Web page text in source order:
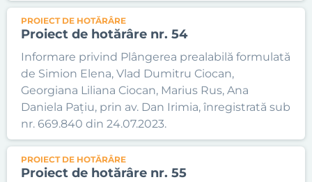
PROIECT DE HOTĂRÂRE
Proiect de hotărâre nr. 54
Informare privind Plângerea prealabilă formulată
de Simion Elena, Vlad Dumitru Ciocan,
Georgiana Liliana Ciocan, Marius Rus, Ana
Daniela Pațiu, prin av. Dan Irimia, înregistrată sub
nr. 669.840 din 24.07.2023.
PROIECT DE HOTĂRÂRE
Proiect de hotărâre nr. 55